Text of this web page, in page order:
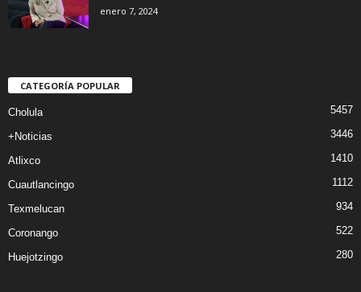
enero 7, 2024
CATEGORÍA POPULAR
Cholula 5457
+Noticias 3446
Atlixco 1410
Cuautlancingo 1112
Texmelucan 934
Coronango 522
Huejotzingo 280